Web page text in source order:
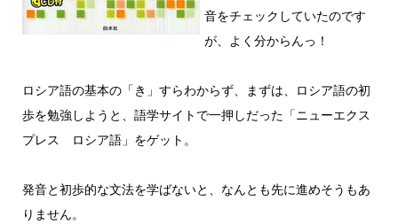
音をチェックしていたのです
が、よく分からんっ！
ロシア語の基本の「き」すらわからず、まずは、ロシア語の初
歩を勉強しようと、語学サイトで一押しだった「ニューエクス
プレス ロシア語」をゲット。
発音と初歩的な文法を学ばないと、なんとも先に進めそうもあ
りません。